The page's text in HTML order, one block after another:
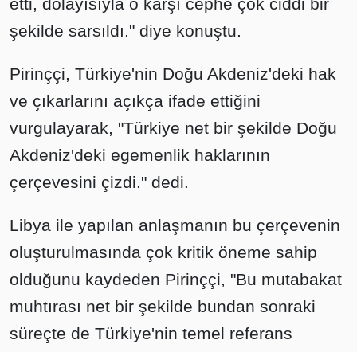
etti, dolayısıyla o karşı cephe çok ciddi bir
şekilde sarsıldı." diye konuştu.
Pirinççi, Türkiye'nin Doğu Akdeniz'deki hak
ve çıkarlarını açıkça ifade ettiğini
vurgulayarak, "Türkiye net bir şekilde Doğu
Akdeniz'deki egemenlik haklarının
çerçevesini çizdi." dedi.
Libya ile yapılan anlaşmanın bu çerçevenin
oluşturulmasında çok kritik öneme sahip
olduğunu kaydeden Pirinççi, "Bu mutabakat
muhtırası net bir şekilde bundan sonraki
süreçte de Türkiye'nin temel referans